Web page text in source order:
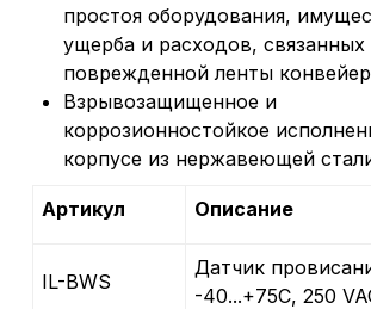
простоя оборудования,
ущерба и расходов, связанных
поврежденной ленты
Взрывозащищенное и
коррозионностойкое
корпусе из нержавеющей
Артикул Описание
IL-BWS
Датчик
-40...+75С, 250